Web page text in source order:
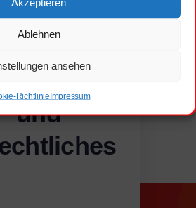
Ablehnen
ansehen
RichtlinieImpressum
Kontakt
und